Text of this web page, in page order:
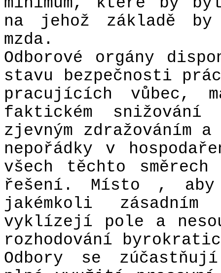
na jehož základě by
mzda.
Odborové orgány
stavu bezpečnosti
pracujících vůbec,
faktickém
zjevným zdražováním
nepořádky v
všech těchto
řešení. Místo ,
jakémkoli zásadním
vyklízejí pole a
rozhodování
Odbory se